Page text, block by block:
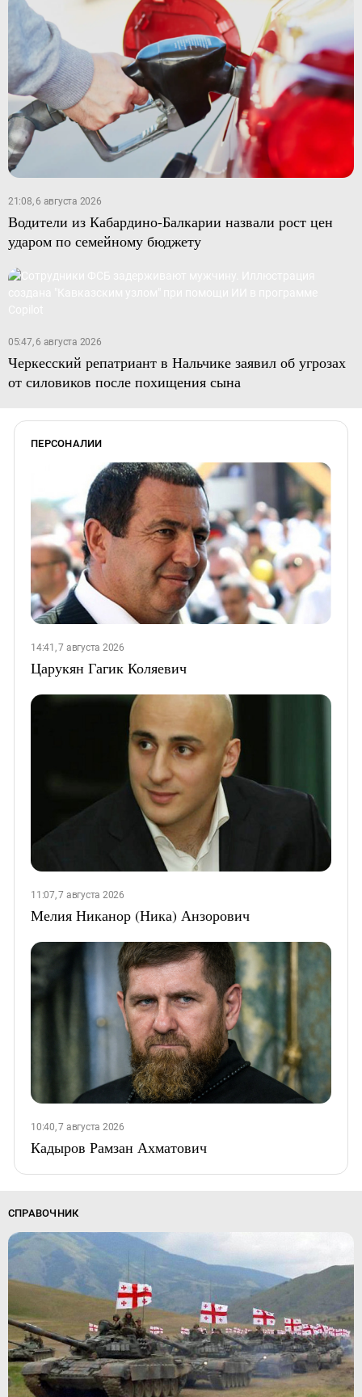
21:08, 6 августа 2026
Водители из Кабардино-Балкарии назвали рост цен
ударом по семейному бюджету
05:47, 6 августа 2026
Черкесский репатриант в Нальчике заявил об угрозах
от силовиков после похищения сына
ПЕРСОНАЛИИ
14:41, 7 августа 2026
Царукян Гагик Коляевич
11:07, 7 августа 2026
Мелия Никанор (Ника) Анзорович
10:40, 7 августа 2026
Кадыров Рамзан Ахматович
СПРАВОЧНИК